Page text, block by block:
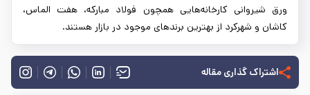
ورق شیروانی کارخانه‌هایی همچون فولاد مبارکه، هفت الماس،
کاشان و شهرکرد از بهترین برندهای موجود در بازار هستند.
اشتراک گذاری مقاله